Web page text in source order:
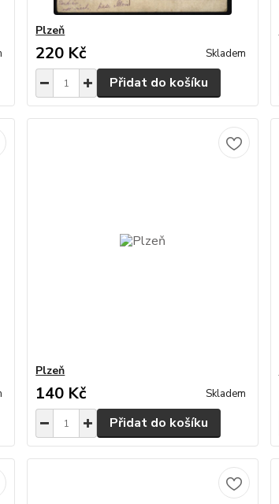
Plzeň
220 Kč Skladem
Přidat do košíku
Plzeň
140 Kč Skladem
Přidat do košíku